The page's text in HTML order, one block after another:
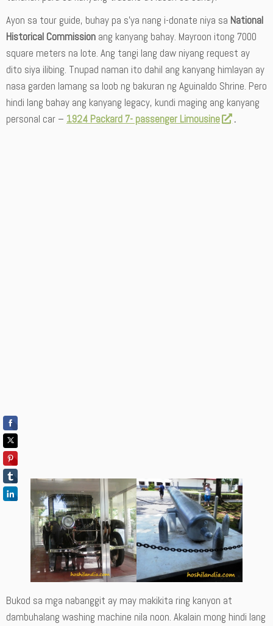
Ayon sa tour guide, buhay pa s’ya nang i-donate niya sa National
Historical Commission ang kanyang bahay. Mayroon itong 7000
square meters na lote. Ang tangi lang daw niyang request ay
dito siya ilibing. Tnupad naman ito dahil ang kanyang himlayan ay
nasa garden lamang sa loob ng bakuran ng Aguinaldo Shrine. Pero
hindi lang bahay ang kanyang legacy, kundi maging ang kanyang
personal car – 1924 Packard 7- passenger Limousine .
Bukod sa mga nabanggit ay may makikita ring kanyon at
dambuhalang washing machine nila noon. Akalain mong hindi lang